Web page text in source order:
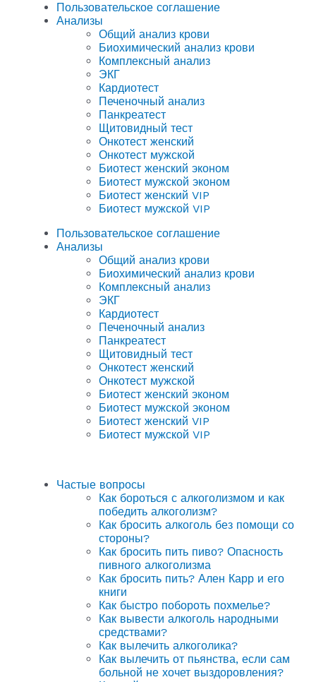
Пользовательское соглашение
Анализы
Общий анализ крови
Биохимический анализ крови
Комплексный анализ
ЭКГ
Кардиотест
Печеночный анализ
Панкреатест
Щитовидный тест
Онкотест женский
Онкотест мужской
Биотест женский эконом
Биотест мужской эконом
Биотест женский VIP
Биотест мужской VIP
Пользовательское соглашение
Анализы
Общий анализ крови
Биохимический анализ крови
Комплексный анализ
ЭКГ
Кардиотест
Печеночный анализ
Панкреатест
Щитовидный тест
Онкотест женский
Онкотест мужской
Биотест женский эконом
Биотест мужской эконом
Биотест женский VIP
Биотест мужской VIP
Частые вопросы
Как бороться с алкоголизмом и как
победить алкоголизм?
Как бросить алкоголь без помощи со
стороны?
Как бросить пить пиво? Опасность
пивного алкоголизма
Как бросить пить? Ален Карр и его
книги
Как быстро побороть похмелье?
Как вывести алкоголь народными
средствами?
Как вылечить алкоголика?
Как вылечить от пьянства, если сам
больной не хочет выздоровления?